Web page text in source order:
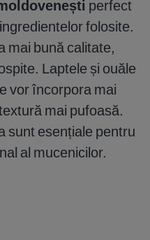
perfect
folosite.
mai bună calitate,
Laptele și ouăle
vor încorpora mai
mai pufoasă.
sunt esențiale pentru
al mucenicilor.